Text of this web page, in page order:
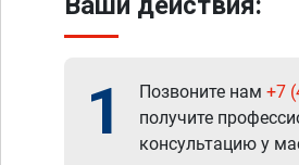
1 Позвоните нам +7
получите
консультацию у